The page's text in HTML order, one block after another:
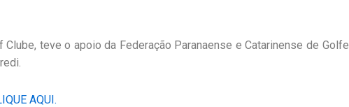
teve o apoio da Federação Paranaense e Catarinense de Golfe
AQUI.